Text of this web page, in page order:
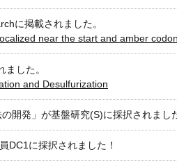
に掲載されました。
near the start and amber
した。
and Desulfurization
開発」が基盤研究(S)に採択されまし
DC1に採択されました！